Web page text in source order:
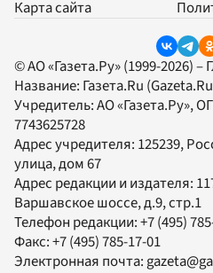
Карта сайта
© АО «Газета.Ру» (1999-2026)
Название: Газета.Ru
Учредитель:АО «Газета.Ру»,
7743625728
Адрес учредителя: 125239,
улица, дом 67
Адрес редакции и издателя:
Варшавское шоссе, д.9, стр.1
Телефон редакции:+7 (495)
Факс:+7 (495) 785-17-01
Электронная почта: